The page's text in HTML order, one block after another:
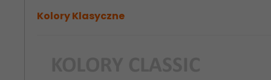
Kolory Klasyczne